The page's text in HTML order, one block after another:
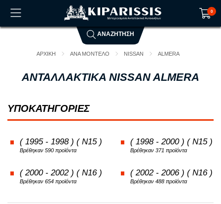
0
Το καλάθι αγορών είναι άδειο!
ΑΝΑΖΗΤΗΣΗ
ΑΡΧΙΚΗ ΑΝΑ ΜΟΝΤΕΛΟ NISSAN ALMERA
ΑΝΤΑΛΛΑΚΤΙΚΑ NISSAN ALMERA
ΥΠΟΚΑΤΗΓΟΡΙΕΣ
( 1995 - 1998 ) ( N15 )
Βρέθηκαν 590 προϊόντα
( 1998 - 2000 ) ( N15 )
Βρέθηκαν 371 προϊόντα
( 2000 - 2002 ) ( N16 )
Βρέθηκαν 654 προϊόντα
( 2002 - 2006 ) ( N16 )
Βρέθηκαν 488 προϊόντα